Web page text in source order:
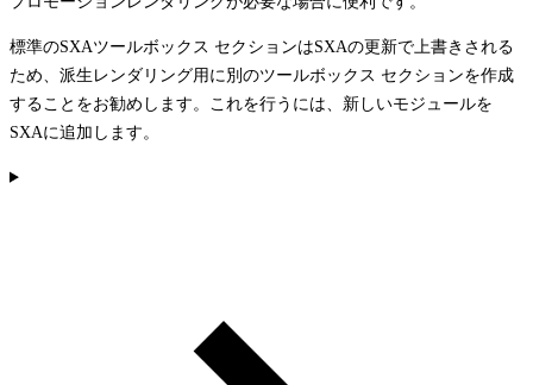
標準のSXAツールボックス セクションはSXAの更新で上書きされる
ため、派生レンダリング用に別のツールボックス セクションを作成
することをお勧めします。これを行うには、新しいモジュールを
SXAに追加します。